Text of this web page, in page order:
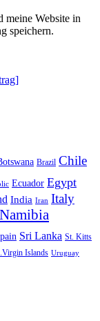
meine Website in
speichern.
Brazil Chile
Ecuador Egypt
India Iran Italy
Namibia
Sri Lanka St. Kitts
Islands Uruguay